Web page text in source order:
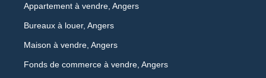
Appartement à vendre, Angers
Bureaux à louer, Angers
Maison à vendre, Angers
Fonds de commerce à vendre, Angers